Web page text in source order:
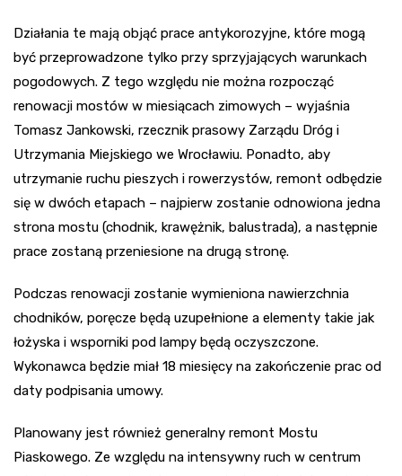
Działania te mają objąć prace antykorozyjne, które mogą
być przeprowadzone tylko przy sprzyjających warunkach
pogodowych. Z tego względu nie można rozpocząć
renowacji mostów w miesiącach zimowych – wyjaśnia
Tomasz Jankowski, rzecznik prasowy Zarządu Dróg i
Utrzymania Miejskiego we Wrocławiu. Ponadto, aby
utrzymanie ruchu pieszych i rowerzystów, remont odbędzie
się w dwóch etapach – najpierw zostanie odnowiona jedna
strona mostu (chodnik, krawężnik, balustrada), a następnie
prace zostaną przeniesione na drugą stronę.
Podczas renowacji zostanie wymieniona nawierzchnia
chodników, poręcze będą uzupełnione a elementy takie jak
łożyska i wsporniki pod lampy będą oczyszczone.
Wykonawca będzie miał 18 miesięcy na zakończenie prac od
daty podpisania umowy.
Planowany jest również generalny remont Mostu
Piaskowego. Ze względu na intensywny ruch w centrum